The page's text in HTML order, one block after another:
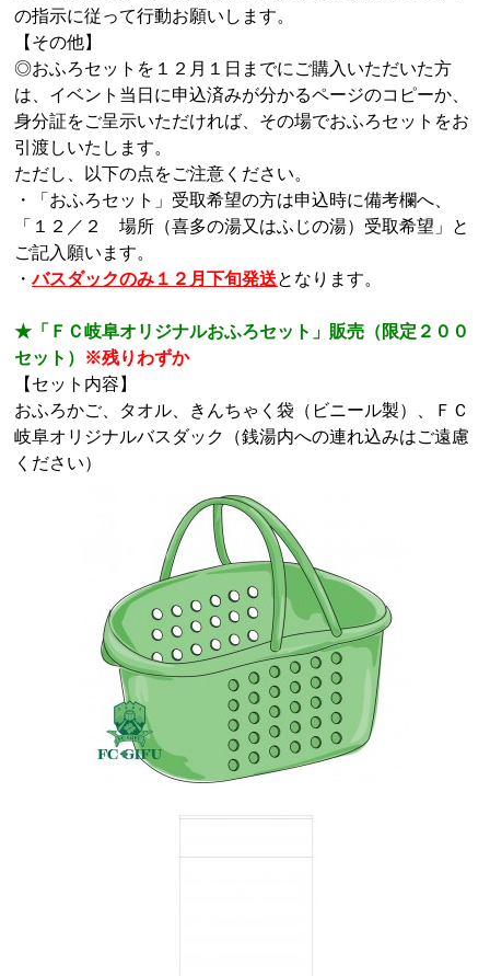
の指示に従って行動お願いします。
【その他】
◎おふろセットを１２月１日までにご購入いただいた方
は、イベント当日に申込済みが分かるページのコピーか、
身分証をご呈示いただければ、その場でおふろセットをお
引渡しいたします。
ただし、以下の点をご注意ください。
・「おふろセット」受取希望の方は申込時に備考欄へ、
「１２／２ 場所（喜多の湯又はふじの湯）受取希望」と
ご記入願います。
・バスダックのみ１２月下旬発送となります。
★「ＦＣ岐阜オリジナルおふろセット」販売（限定２００
セット） ※残りわずか
【セット内容】
おふろかご、タオル、きんちゃく袋（ビニール製）、ＦＣ
岐阜オリジナルバスダック（銭湯内への連れ込みはご遠慮
ください）